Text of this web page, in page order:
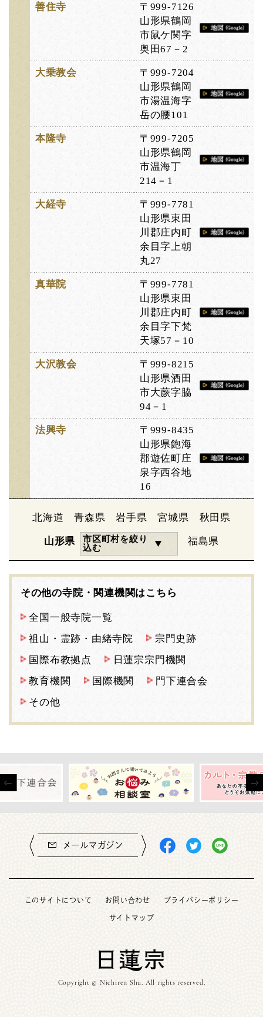
善住寺
〒999-7126
山形県鶴岡
市鼠ケ関字
奥田67－2
大乗教会
〒999-7204
山形県鶴岡
市湯温海字
岳の腰101
本隆寺
〒999-7205
山形県鶴岡
市温海丁
214－1
大経寺
〒999-7781
山形県東田
川郡庄内町
余目字上朝
丸27
真華院
〒999-7781
山形県東田
川郡庄内町
余目字下梵
天塚57－10
大沢教会
〒999-8215
山形県酒田
市大蕨字脇
94－1
法興寺
〒999-8435
山形県飽海
郡遊佐町庄
泉字西谷地
16
北海道 青森県 岩手県 宮城県 秋田県
山形県
市区町村を絞り
込む
福島県
その他の寺院・関連機関はこちら
全国一般寺院一覧
祖山・霊跡・由緒寺院
宗門史跡
国際布教拠点
日蓮宗宗門機関
教育機関
国際機関
門下連合会
その他
メールマガジン
このサイトについて お問い合わせ プライバシーポリシー
サイトマップ
Copyright © Nichiren Shu. All rights reserved.